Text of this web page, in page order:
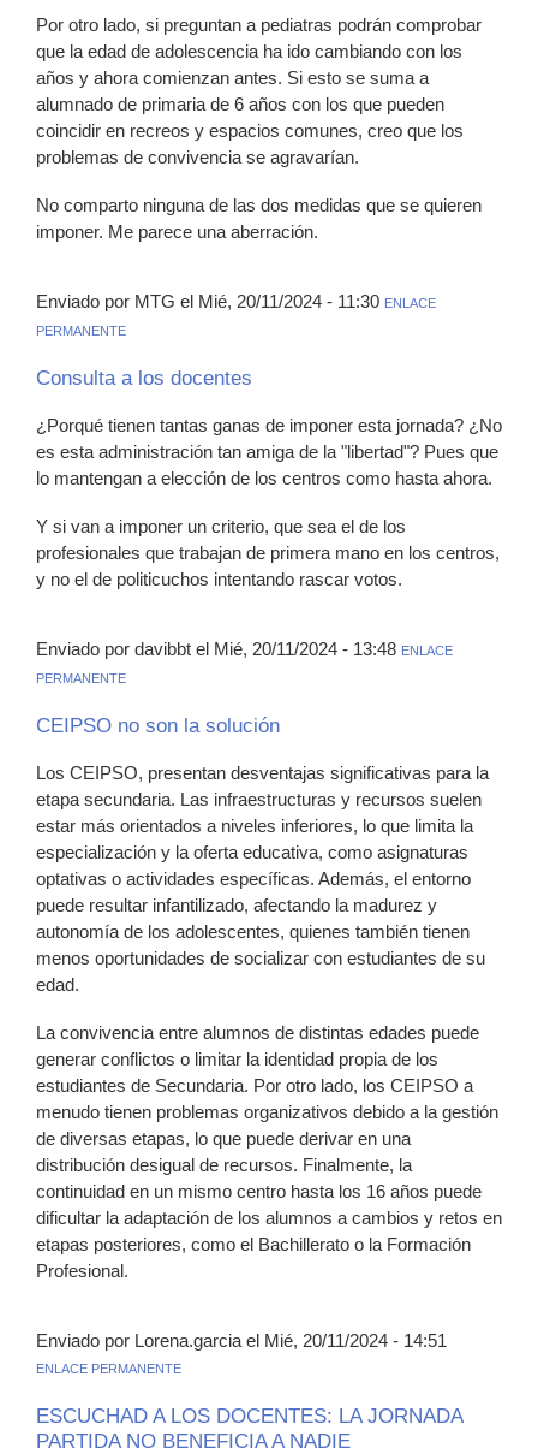
Por otro lado, si preguntan a pediatras podrán comprobar
que la edad de adolescencia ha ido cambiando con los
años y ahora comienzan antes. Si esto se suma a
alumnado de primaria de 6 años con los que pueden
coincidir en recreos y espacios comunes, creo que los
problemas de convivencia se agravarían.
No comparto ninguna de las dos medidas que se quieren
imponer. Me parece una aberración.
Enviado por MTG el Mié, 20/11/2024 - 11:30 ENLACE
PERMANENTE
Consulta a los docentes
¿Porqué tienen tantas ganas de imponer esta jornada? ¿No
es esta administración tan amiga de la "libertad"? Pues que
lo mantengan a elección de los centros como hasta ahora.
Y si van a imponer un criterio, que sea el de los
profesionales que trabajan de primera mano en los centros,
y no el de politicuchos intentando rascar votos.
Enviado por davibbt el Mié, 20/11/2024 - 13:48 ENLACE
PERMANENTE
CEIPSO no son la solución
Los CEIPSO, presentan desventajas significativas para la
etapa secundaria. Las infraestructuras y recursos suelen
estar más orientados a niveles inferiores, lo que limita la
especialización y la oferta educativa, como asignaturas
optativas o actividades específicas. Además, el entorno
puede resultar infantilizado, afectando la madurez y
autonomía de los adolescentes, quienes también tienen
menos oportunidades de socializar con estudiantes de su
edad.
La convivencia entre alumnos de distintas edades puede
generar conflictos o limitar la identidad propia de los
estudiantes de Secundaria. Por otro lado, los CEIPSO a
menudo tienen problemas organizativos debido a la gestión
de diversas etapas, lo que puede derivar en una
distribución desigual de recursos. Finalmente, la
continuidad en un mismo centro hasta los 16 años puede
dificultar la adaptación de los alumnos a cambios y retos en
etapas posteriores, como el Bachillerato o la Formación
Profesional.
Enviado por Lorena.garcia el Mié, 20/11/2024 - 14:51
ENLACE PERMANENTE
ESCUCHAD A LOS DOCENTES: LA JORNADA
PARTIDA NO BENEFICIA A NADIE